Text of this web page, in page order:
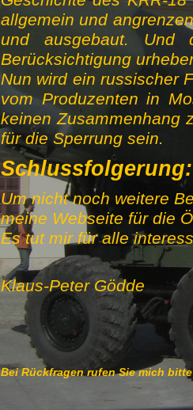
allgemein und
und ausgebaut. Und
Berücksichtigung
Nun wird ein russischer
vom Produzenten in
keinen Zusammenhang
für die Sperrung sein.
Schlussfolgerung:
Um nicht noch weitere
meine Webseite für die
Es tut mir für alle
Klaus-Peter Gödde
Bei Rückfragen rufen Sie mich